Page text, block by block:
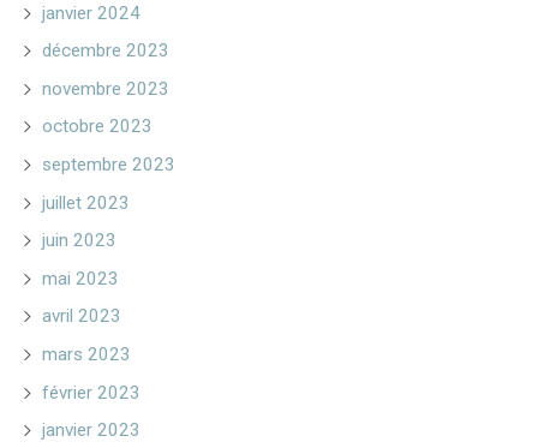
janvier 2024
décembre 2023
novembre 2023
octobre 2023
septembre 2023
juillet 2023
juin 2023
mai 2023
avril 2023
mars 2023
février 2023
janvier 2023